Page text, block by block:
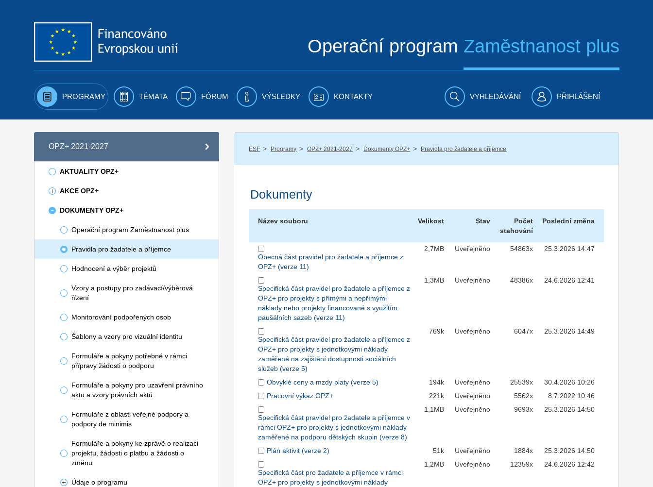
Operační program Zaměstnanost plus
PROGRAMY TÉMATA FÓRUM VÝSLEDKY KONTAKTY VYHLEDÁVÁNÍ PŘIHLÁŠENÍ
OPZ+ 2021-2027
AKTUALITY OPZ+
AKCE OPZ+
DOKUMENTY OPZ+
Operační program Zaměstnanost plus
Pravidla pro žadatele a příjemce
Hodnocení a výběr projektů
Vzory a postupy pro zadávací/výběrová
řízení
Monitorování podpořených osob
Šablony a vzory pro vizuální identitu
Formuláře a pokyny potřebné v rámci
přípravy žádosti o podporu
Formuláře a pokyny pro uzavření právního
aktu a vzory právních aktů
Formuláře z oblasti veřejné podpory a
podpory de minimis
Formuláře a pokyny ke zprávě o realizaci
projektu, žádosti o platbu a žádosti o
změnu
Údaje o programu
ESF / Programy / OPZ+ 2021-2027 / Dokumenty OPZ+ / Pravidla pro žadatele a příjemce
Dokumenty
Název souboru Velikost Stav
Počet
stahování
Poslední změna
Obecná část pravidel pro žadatele a příjemce z
OPZ+ (verze 11)
2,7MB Uveřejněno 54863x 25.3.2026 14:47
Specifická část pravidel pro žadatele a příjemce z
OPZ+ pro projekty s přímými a nepřímými
náklady nebo projekty financované s využitím
paušálních sazeb (verze 11)
1,3MB Uveřejněno 48386x 24.6.2026 12:41
Specifická část pravidel pro žadatele a příjemce z
OPZ+ pro projekty s jednotkovými náklady
zaměřené na zajištění dostupnosti sociálních
služeb (verze 5)
769k Uveřejněno 6047x 25.3.2026 14:49
Obvyklé ceny a mzdy platy (verze 5) 194k Uveřejněno 25539x
30.4.2026 10:26
Pracovní výkaz OPZ+
221k Uveřejněno 5562x 8.7.2022 10:46
Specifická část pravidel pro žadatele a příjemce v
rámci OPZ+ pro projekty s jednotkovými náklady
zaměřené na podporu dětských skupin (verze 8)
1,1MB Uveřejněno 9693x 25.3.2026 14:50
Plán aktivit (verze 2) 51k Uveřejněno 1884x 25.3.2026 14:50
Specifická část pro žadatele a příjemce v rámci
OPZ+ pro projekty s jednotkovými náklady
1,2MB Uveřejněno 12359x 24.6.2026 12:42